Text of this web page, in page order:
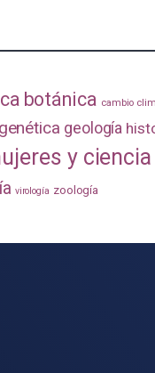
botánica cambio
genética geología
y ciencia
virología zoología